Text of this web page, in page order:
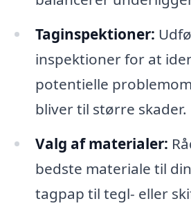
Taginspektioner:
inspektioner for at
potentielle
bliver til større skader.
Valg af materialer:
bedste materiale til
tagpap til tegl- eller